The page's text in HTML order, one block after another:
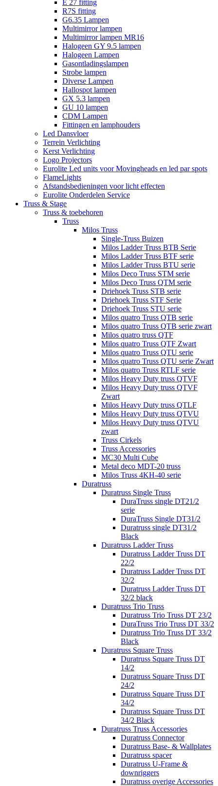
E 27 fitting
R7S fitting
G6.35 Lampen
Multimirror lampen
Multimirror lampen MR16
Halogeen GY 9.5 lampen
Halogeen Lampen
Gasontladingslampen
Strobe lampen
Diverse Lampen
Hallospot lampen
GX 5.3 lampen
GU 10 lampen
CDM Lampen
Fittingen en lamphouders
Led Dansvloer
Terrein Verlichting
Kerst Verlichting
Logo Projectors
Eurolite Led units voor Movingheads en led par spots
FlameLights
Afstandsbedieningen voor licht effecten
Eurolite Onderdelen Service
Truss & Stage
Truss & toebehoren
Truss
Milos Truss
Single-Truss Buizen
Milos Ladder Truss BTB Serie
Milos Ladder Truss BTF serie
Milos Ladder Truss BTU serie
Milos Deco Truss STM serie
Milos Deco Truss QTM serie
Driehoek Truss STB serie
Driehoek Truss STF Serie
Driehoek Truss STU serie
Milos quatro Truss QTB serie
Milos quatro Truss QTB serie zwart
Milos quatro truss QTF
Milos quatro Truss QTF Zwart
Milos quatro Truss QTU serie
Milos quatro Truss QTU serie Zwart
Milos quatro Truss RTLF serie
Milos Heavy Duty truss QTVF
Milos Heavy Duty truss QTVF
Zwart
Milos Heavy Duty truss QTLF
Milos Heavy Duty truss QTVU
Milos Heavy Duty truss QTVU
zwart
Truss Cirkels
Truss Accessories
MC30 Multi Cube
Metal deco MDT-20 truss
Milos Truss 4KH-40 serie
Duratruss
Duratruss Single Truss
DuraTruss single DT21/2
serie
DuraTruss Single DT31/2
Duratruss single DT31/2
Black
Duratruss Ladder Truss
Duratruss Ladder Truss DT
22/2
Duratruss Ladder Truss DT
32/2
Duratruss Ladder Truss DT
32/2 black
Duratruss Trio Truss
Duratruss Trio Truss DT 23/2
DuraTruss Trio Truss DT 33/2
Duratruss Trio Truss DT 33/2
Black
Duratruss Square Truss
Duratruss Square Truss DT
14/2
Duratruss Square Truss DT
24/2
Duratruss Square Truss DT
34/2
Duratruss Square Truss DT
34/2 Black
Duratruss Truss Accessories
Duratruss Connector
Duratruss Base- & Wallplates
Duratruss spacer
Duratruss U-Frame &
downriggers
Duratruss overige Accessories